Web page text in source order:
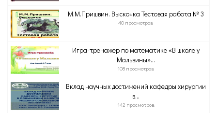
М.М.Пришвин. Выскочка Тестовая работа № 3
40 просмотров
Игра-тренажер по математике «В школе у
Мальвины»...
108 просмотров
Вклад научных достижений кафедры хирургии
в...
142 просмотров